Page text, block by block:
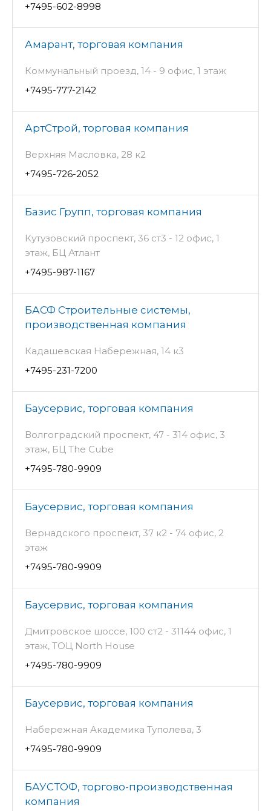
+7495-602-8998
Амарант, торговая компания
Коммунальный проезд, 14 - 9 офис, 1 этаж
+7495-777-2142
АртСтрой, торговая компания
Верхняя Масловка, 28 к2
+7495-726-2052
Базис Групп, торговая компания
Кутузовский проспект, 36 ст3 - 12 офис, 1
этаж, БЦ Атлант
+7495-987-1167
БАСФ Строительные системы,
производственная компания
Кадашевская Набережная, 14 к3
+7495-231-7200
Баусервис, торговая компания
Волгоградский проспект, 47 - 314 офис, 3
этаж, БЦ The Cube
+7495-780-9909
Баусервис, торговая компания
Вернадского проспект, 37 к2 - 74 офис, 2
этаж
+7495-780-9909
Баусервис, торговая компания
Дмитровское шоссе, 100 ст2 - 31144 офис, 1
этаж, ТОЦ North House
+7495-780-9909
Баусервис, торговая компания
Набережная Академика Туполева, 3
+7495-780-9909
БАУСТОФ, торгово-производственная
компания